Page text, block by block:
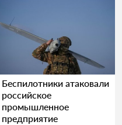
Беспилотники атаковали
российское
промышленное
предприятие